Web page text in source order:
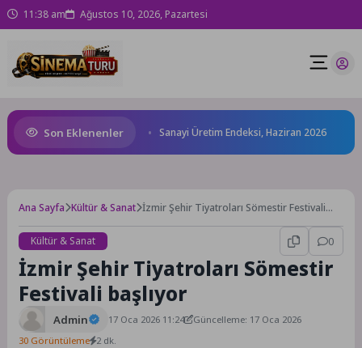
11:38 am Ağustos 10, 2026, Pazartesi
Son Eklenenler
Zirve Yaptı Sanayi Üretim Endeksi, Haziran 2026
Ana Sayfa Kültür & Sanat İzmir Şehir Tiyatroları Sömestir Festivali
Kültür & Sanat
0
İzmir Şehir Tiyatroları Sömestir
Festivali başlıyor
Admin 17 Oca 2026 11:24
Güncelleme: 17 Oca 2026
30 Görüntüleme 2 dk.